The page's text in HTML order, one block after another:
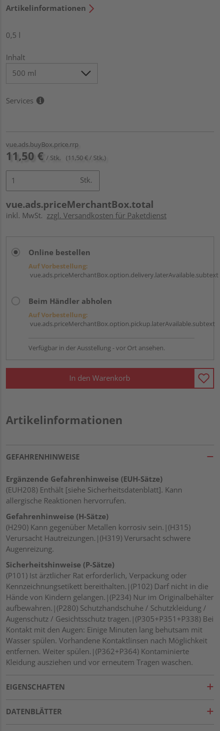
Artikelinformationen
0,5 l
Inhalt
Services
vue.ads.buyBox.price.rrp
11,50 € / Stk. (11,50 € / Stk.)
Stk.
vue.ads.priceMerchantBox.total
inkl. MwSt. zzgl. Versandkosten für Paketdienst
Online bestellen
Auf Vorbestellung:
vue.ads.priceMerchantBox.option.delivery.laterAvailable.subtext
Beim Händler abholen
Auf Vorbestellung:
vue.ads.priceMerchantBox.option.pickup.laterAvailable.subtext
Verfügbar in der Ausstellung - vor Ort ansehen.
In den Warenkorb
Artikelinformationen
GEFAHRENHINWEISE
Ergänzende Gefahrenhinweise (EUH-Sätze)
(EUH208) Enthält [siehe Sicherheitsdatenblatt]. Kann
allergische Reaktionen hervorrufen.
Gefahrenhinweise (H-Sätze)
(H290) Kann gegenüber Metallen korrosiv sein.|(H315)
Verursacht Hautreizungen.|(H319) Verursacht schwere
Augenreizung.
Sicherheitshinweise (P-Sätze)
(P101) Ist ärztlicher Rat erforderlich, Verpackung oder
Kennzeichnungsetikett bereithalten.|(P102) Darf nicht in die
Hände von Kindern gelangen.|(P234) Nur im Originalbehälter
aufbewahren.|(P280) Schutzhandschuhe / Schutzkleidung /
Augenschutz / Gesichtsschutz tragen.|(P305+P351+P338) Bei
Kontakt mit den Augen: Einige Minuten lang behutsam mit
Wasser spülen. Vorhandene Kontaktlinsen nach Möglichkeit
entfernen. Weiter spülen.|(P362+P364) Kontaminierte
Kleidung ausziehen und vor erneutem Tragen waschen.
EIGENSCHAFTEN
DATENBLÄTTER